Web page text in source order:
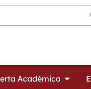
Académica Open